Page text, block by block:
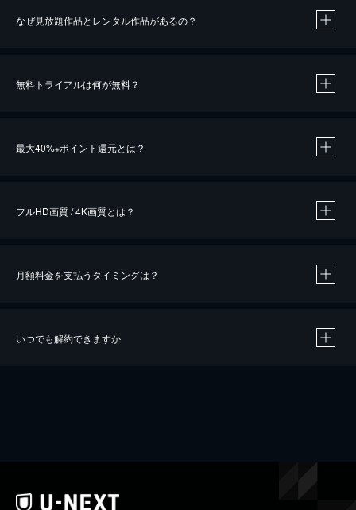
なぜ見放題作品とレンタル作品があるの？
無料トライアルは何が無料？
最大40%※ポイント還元とは？
※40％ポイント還元の対象は、クレジットカード決済による作品の購入 / レンタルです。
フルHD画質 / 4K画質とは？
月額料金を支払うタイミングは？
いつでも解約できますか